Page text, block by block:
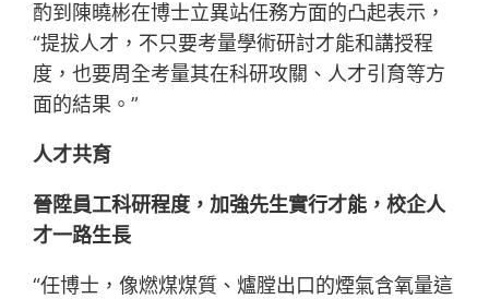
酌到陳曉彬在博士立異站任務方面的凸起表示，
“提拔人才，不只要考量學術研討才能和講授程
度，也要周全考量其在科研攻關、人才引育等方
面的結果。”
人才共育
晉陞員工科研程度，加強先生實行才能，校企人
才一路生長
“任博士，像燃煤煤質、爐膛出口的煙氣含氧量這